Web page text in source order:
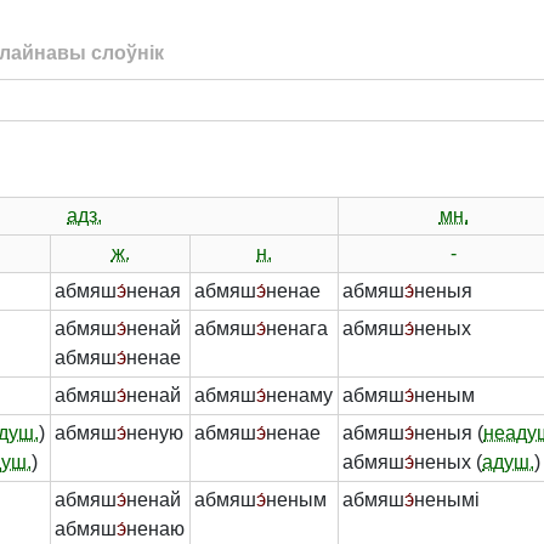
слоўнік
адз.
мн.
ж.
н.
-
абмяшэ́неная абмяшэ́ненае абмяшэ́неныя
абмяшэ́ненай
абмяшэ́ненае
абмяшэ́ненага абмяшэ́неных
абмяшэ́ненай абмяшэ́ненаму абмяшэ́неным
)
)
абмяшэ́неную абмяшэ́ненае абмяшэ́неныя (
абмяшэ́неных (адуш.)
абмяшэ́ненай
абмяшэ́ненаю
абмяшэ́неным абмяшэ́ненымі